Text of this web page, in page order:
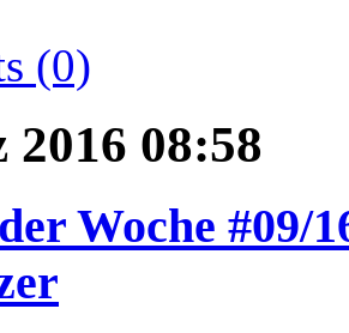
(0)
08:58
Woche